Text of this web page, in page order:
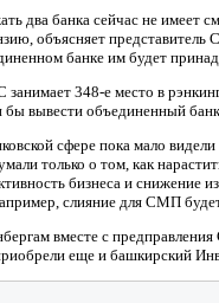
два банка сейчас не имеет
объясняет
банке им будет
348-е место в
бы вывести объединенный
сфере пока мало
только о том, как
бизнеса и снижение
слияние для СМП
вместе с
еще и башкирский